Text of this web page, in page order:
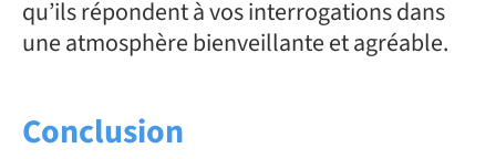
qu’ils répondent à vos interrogations dans
une atmosphère bienveillante et agréable.
Conclusion